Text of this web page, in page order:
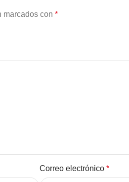
marcados con *
Correo electrónico *